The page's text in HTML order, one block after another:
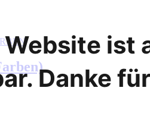
Website ist
Danke